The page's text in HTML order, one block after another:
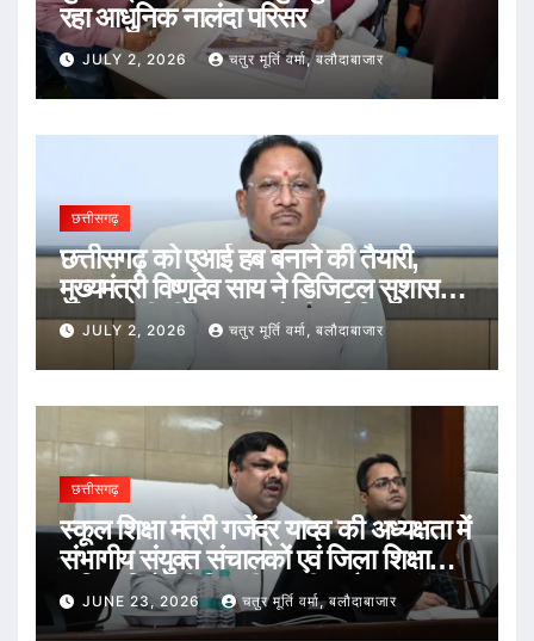
रहा आधुनिक नालंदा परिसर
JULY 2, 2026 चतुर मूर्ति वर्मा, बलौदाबाजार
छत्तीसगढ़
छत्तीसगढ़ को एआई हब बनाने की तैयारी,
मुख्यमंत्री विष्णुदेव साय ने डिजिटल सुशासन
और तकनीकी नवाचार को दी नई दिशा
JULY 2, 2026 चतुर मूर्ति वर्मा, बलौदाबाजार
छत्तीसगढ़
स्कूल शिक्षा मंत्री गजेंद्र यादव की अध्यक्षता में
संभागीय संयुक्त संचालकों एवं जिला शिक्षा
अधिकारियों की विभागीय समीक्षा बैठक संपन्न
JUNE 23, 2026 चतुर मूर्ति वर्मा, बलौदाबाजार